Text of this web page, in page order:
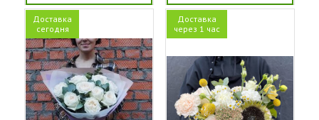
Доставка
сегодня
Доставка
через 1 час